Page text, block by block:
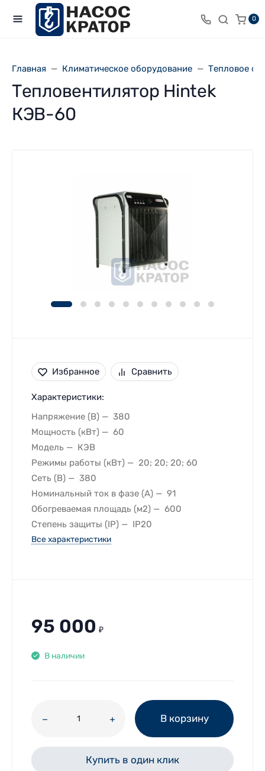
0
Главная Климатическое оборудование Тепловое
Тепловентилятор Hintek
КЭВ-60
Избранное Сравнить
Характеристики:
Напряжение (В)
380
Мощность (кВт)
60
Модель
КЭВ
Режимы работы (кВт)
20; 20; 20; 60
Сеть (В)
380
Номинальный ток в фазе (A)
91
Обогреваемая площадь (м2)
600
Степень защиты (IP)
IP20
Все характеристики
95 000 ₽
В наличии
В корзину
Купить в один клик